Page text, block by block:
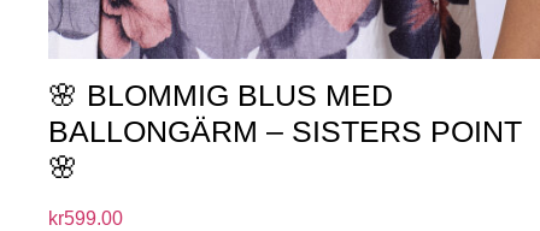
🌸 BLOMMIG BLUS MED
BALLONGÄRM – SISTERS POINT
🌸
kr599.00